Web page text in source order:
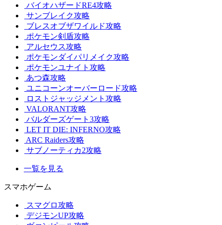
バイオハザードRE4攻略
サンブレイク攻略
ブレスオブザワイルド攻略
ポケモン剣盾攻略
アルセウス攻略
ポケモンダイパリメイク攻略
ポケモンユナイト攻略
あつ森攻略
ユニコーンオーバーロード攻略
ロストジャッジメント攻略
VALORANT攻略
バルダーズゲート3攻略
LET IT DIE: INFERNO攻略
ARC Raiders攻略
サブノーティカ2攻略
一覧を見る
スマホゲーム
スマグロ攻略
デジモンUP攻略